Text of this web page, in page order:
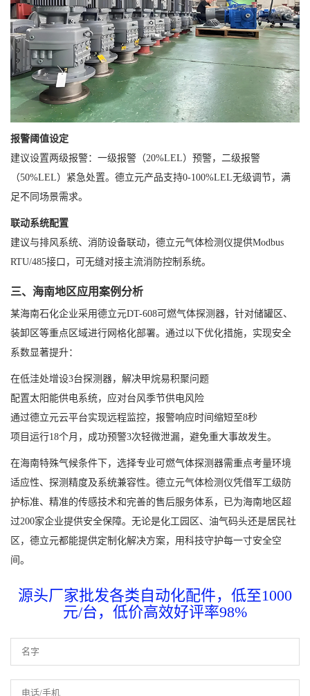
报警阈值设定
建议设置两级报警：一级报警（20%LEL）预警，二级报警
（50%LEL）紧急处置。德立元产品支持0-100%LEL无级调节，满
足不同场景需求。
联动系统配置
建议与排风系统、消防设备联动，德立元气体检测仪提供Modbus
RTU/485接口，可无缝对接主流消防控制系统。
三、海南地区应用案例分析
某海南石化企业采用德立元DT-608可燃气体探测器，针对储罐区、
装卸区等重点区域进行网格化部署。通过以下优化措施，实现安全
系数显著提升：
在低洼处增设3台探测器，解决甲烷易积聚问题
配置太阳能供电系统，应对台风季节供电风险
通过德立元云平台实现远程监控，报警响应时间缩短至8秒
项目运行18个月，成功预警3次轻微泄漏，避免重大事故发生。
在海南特殊气候条件下，选择专业可燃气体探测器需重点考量环境
适应性、探测精度及系统兼容性。德立元气体检测仪凭借军工级防
护标准、精准的传感技术和完善的售后服务体系，已为海南地区超
过200家企业提供安全保障。无论是化工园区、油气码头还是居民社
区，德立元都能提供定制化解决方案，用科技守护每一寸安全空
间。
源头厂家批发各类自动化配件，低至1000
元/台，低价高效好评率98%